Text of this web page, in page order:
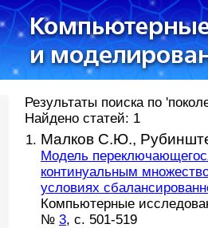
Результаты поиска по
Найдено статей: 1
Малков С.Ю.,
Модель
континуальным
условиях
Компьютерные
№ 3, с. 501-519